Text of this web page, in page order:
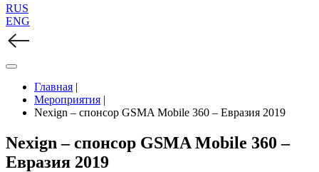
RUS
ENG
Главная |
Мероприятия |
Nexign – спонсор GSMA Mobile 360 – Евразия 2019
Nexign – спонсор GSMA Mobile 360 –
Евразия 2019